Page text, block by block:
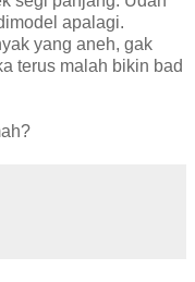
apalagi.
yang aneh, gak
terus malah bikin bad